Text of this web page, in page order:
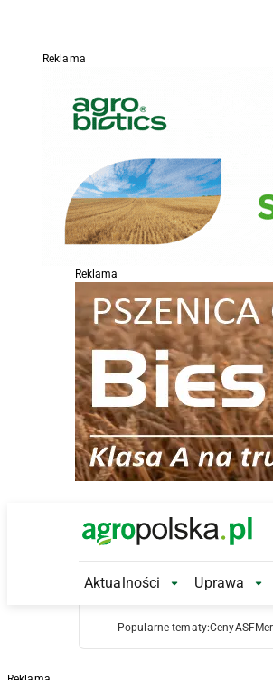
Reklama
Reklama
Main Logo
Aktualności Aktualności
Uprawa
Popularne tematy:CenyASF